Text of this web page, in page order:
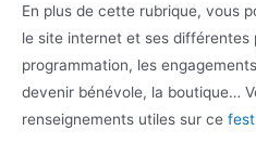
En plus de cette rubrique, vous
le site internet et ses différentes
programmation, les
devenir bénévole, la boutique…
renseignements utiles sur ce